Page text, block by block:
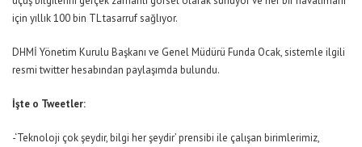
için yıllık 100 bin TL tasarruf sağlıyor.
DHMİ Yönetim Kurulu Başkanı ve Genel Müdürü Funda Ocak, sistemle ilgili
resmi twitter hesabından paylaşımda bulundu.
İşte o Tweetler:
-‘Teknoloji çok şeydir, bilgi her şeydir’ prensibi ile çalışan birimlerimiz,